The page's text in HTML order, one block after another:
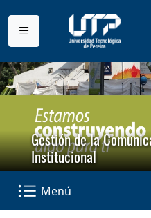
Gestión de la
Institucional
Menú